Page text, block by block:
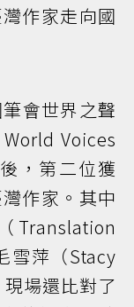
作家走向國
會世界之聲
Voices
，第二位獲
作家。其中
Translation
雪萍（Stacy
場還比對了